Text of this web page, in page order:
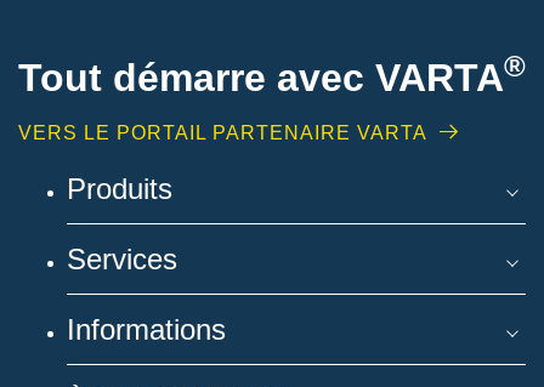
Tout démarre avec VARTA®
VERS LE PORTAIL PARTENAIRE VARTA
Produits
Services
Informations